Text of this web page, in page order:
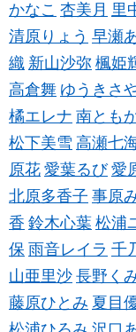
かなこ 杏美月 里
清原りょう 早瀬
織 新山沙弥 楓姫
高倉舞 ゆうきさ
橘エレナ 南とも
松下美雪 高瀬七
原花 愛葉るび 愛
北原多香子 事原
香 鈴木心葉 松浦
保 雨音レイラ 千
山亜里沙 長野く
藤原ひとみ 夏目